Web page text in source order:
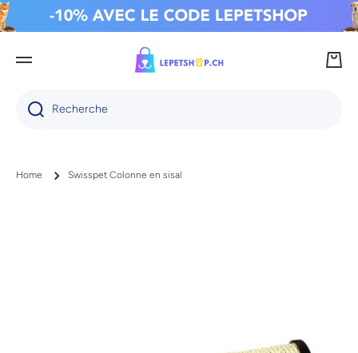
IGNORER ET PASSER AU CONTENU
Recherche
Home Swisspet Colonne en sisal